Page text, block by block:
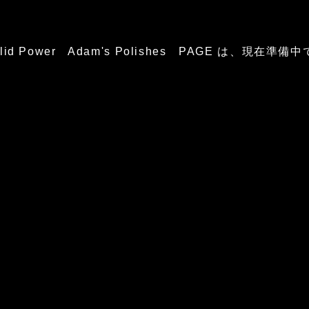
Power Adam's Polishes PAGE は、現在準備中